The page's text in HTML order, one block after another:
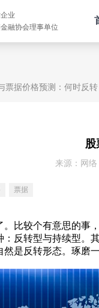
业
融协会理事单位
票据价格预测：何时反转
股
来源：网络
票据
较个有意思的事，
：反转型与持续型。
是反转形态。琢磨一